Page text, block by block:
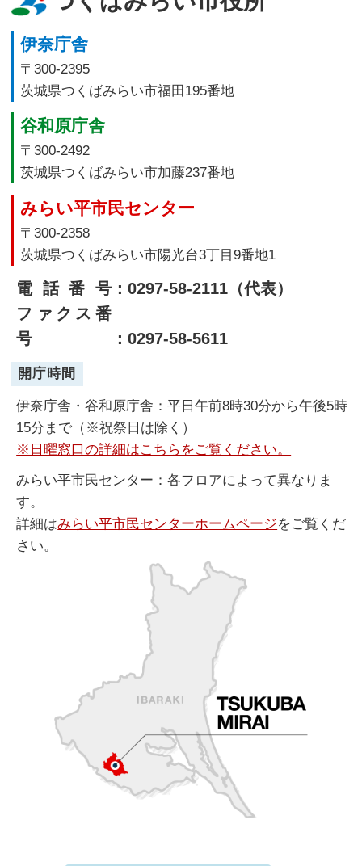
伊奈庁舎
〒300-2395
茨城県つくばみらい市福田195番地
谷和原庁舎
〒300-2492
茨城県つくばみらい市加藤237番地
みらい平市民センター
〒300-2358
茨城県つくばみらい市陽光台3丁目9番地1
電話番号：0297-58-2111（代表）
ファクス番
号
：0297-58-5611
開庁時間
伊奈庁舎・谷和原庁舎：平日午前8時30分から午後5時
15分まで（※祝祭日は除く）
※日曜窓口の詳細はこちらをご覧ください。
みらい平市民センター：各フロアによって異なりま
す。
詳細はみらい平市民センターホームページをご覧くだ
さい。